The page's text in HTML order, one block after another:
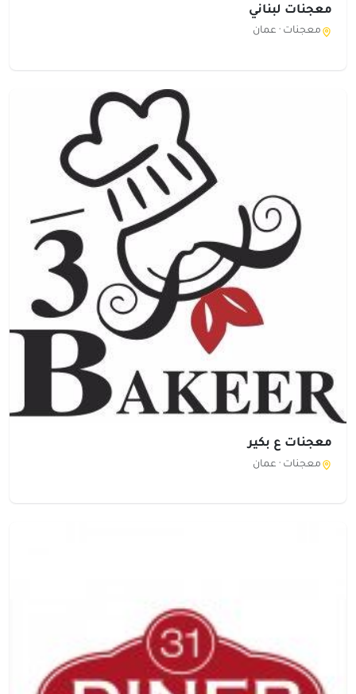
معجنات لبناني
معجنات · عمان
معجنات ع بكير
معجنات · عمان